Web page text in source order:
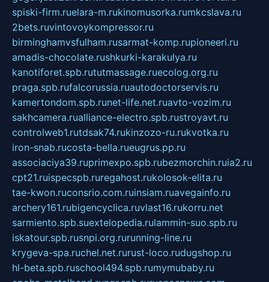
spiski-firm.ruelara-m.rukinomusorka.rumkcslava.ru
2bets.ruvintovoykompressor.ru
birminghamvsfulham.rusarmat-komp.rupioneeri.ru
amadis-chocolate.rushkurki-karakulya.ru
kanotiforet.spb.rututmassage.ruecolog.org.ru
praga.spb.rufalcorussia.ruautodoctorservis.ru
kamertondom.spb.runet-life.net.ruavto-vozim.ru
sakhcamera.rualliance-electro.spb.rustroyavt.ru
controlweb1.rutdsak74.rukinzozo-ru.rukvotka.ru
iron-snab.rucosta-bella.rueugrus.pp.ru
associaciya39.ruprimexpo.spb.rubezmorchin.ruia2.ru
cpt21.ruispecspb.ruregahost.rukolosok-elita.ru
tae-kwon.ruconsrio.com.ruinsiam.ruavegainfo.ru
archery161.rubigencyclica.ruvlast16.rukorru.net
sarmiento.spb.suextelopedia.rulammin-suo.spb.ru
iskatour.spb.rusnpi.org.rurunning-line.ru
krygeva-spa.ruchel.net.rurust-loco.rudugshop.ru
hl-beta.spb.ruschool494.spb.rumymubaby.ru